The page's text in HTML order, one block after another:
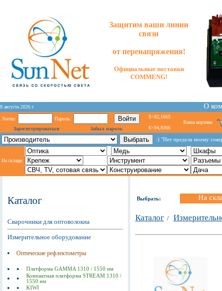
Защитим ваши линии
связи
от перенапряжения!
Официальные поставки
COMMENG!
8 августа 2026 г. О
Логин:
Пароль:
Зарегистрироваться
Забыл пароль
$=82,1665
€=94,8366
Ваша корзина
:) "Нет предела моему
На складе:
Каталог
Сварочники для оптоволокна
Измерительное оборудование
Оптические рефлектометры
Платформа GAMMA 1310 / 1550 нм
Компактная платформа STREAM 1310 /
1550 нм
KIWI
Выбрать: На
Каталог /